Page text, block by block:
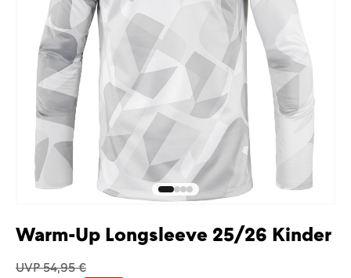
Warm-Up Longsleeve 25/26 Kinder
UVP 54,95 €